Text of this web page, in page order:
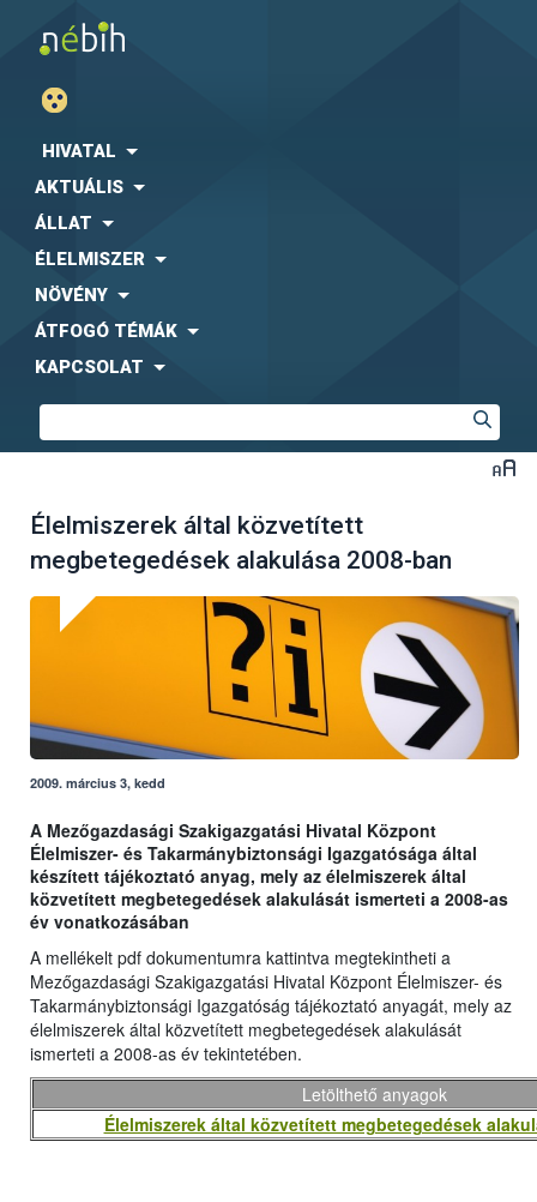
HIVATAL
AKTUÁLIS
ÁLLAT
ÉLELMISZER
NÖVÉNY
ÁTFOGÓ TÉMÁK
KAPCSOLAT
Élelmiszerek által közvetített
megbetegedések alakulása 2008-ban
2009. március 3, kedd
A Mezőgazdasági Szakigazgatási Hivatal Központ
Élelmiszer- és Takarmánybiztonsági Igazgatósága által
készített tájékoztató anyag, mely az élelmiszerek által
közvetített megbetegedések alakulását ismerteti a 2008-as
év vonatkozásában
A mellékelt pdf dokumentumra kattintva megtekintheti a
Mezőgazdasági Szakigazgatási Hivatal Központ Élelmiszer- és
Takarmánybiztonsági Igazgatóság tájékoztató anyagát, mely az
élelmiszerek által közvetített megbetegedések alakulását
ismerteti a 2008-as év tekintetében.
Letölthető anyagok
Élelmiszerek által közvetített megbetegedések